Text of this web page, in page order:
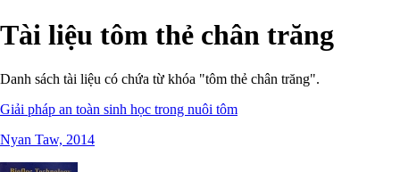
Tài liệu tôm thẻ chân trăng
Danh sách tài liệu có chứa từ khóa "tôm thẻ chân trăng".
Giải pháp an toàn sinh học trong nuôi tôm
Nyan Taw, 2014